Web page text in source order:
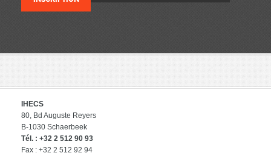
IHECS
80, Bd Auguste Reyers
B-1030 Schaerbeek
Tél. : +32 2 512 90 93
Fax : +32 2 512 92 94